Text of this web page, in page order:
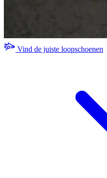
Vind de juiste loopschoenen